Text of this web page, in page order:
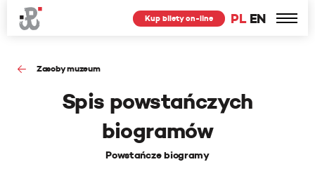
PL EN
Kup bilety on-line
Zasoby muzeum
Spis powstańczych
biogramów
Powstańcze biogramy